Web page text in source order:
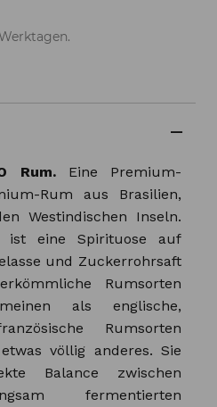
Rum.Eine Premium-
Rum aus Brasilien,
Westindischen Inseln.
ist eine Spirituose auf
und Zuckerrohrsaft
Rumsorten
als englische,
Rumsorten
völlig anderes. Sie
Balance zwischen
fermentierten